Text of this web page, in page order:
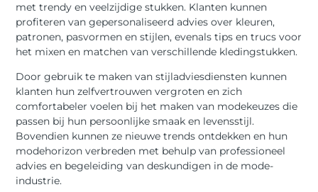
met trendy en veelzijdige stukken. Klanten kunnen
profiteren van gepersonaliseerd advies over kleuren,
patronen, pasvormen en stijlen, evenals tips en trucs voor
het mixen en matchen van verschillende kledingstukken.
Door gebruik te maken van stijladviesdiensten kunnen
klanten hun zelfvertrouwen vergroten en zich
comfortabeler voelen bij het maken van modekeuzes die
passen bij hun persoonlijke smaak en levensstijl.
Bovendien kunnen ze nieuwe trends ontdekken en hun
modehorizon verbreden met behulp van professioneel
advies en begeleiding van deskundigen in de mode-
industrie.